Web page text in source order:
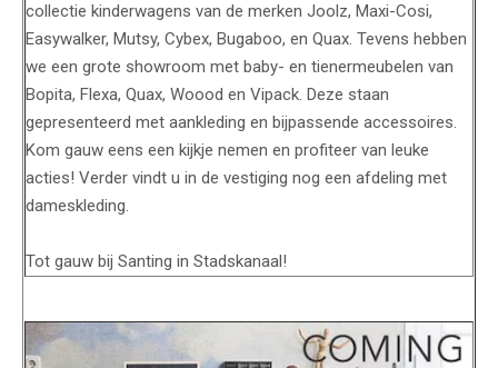
collectie kinderwagens van de merken Joolz, Maxi-Cosi,
Easywalker, Mutsy, Cybex, Bugaboo, en Quax. Tevens hebben
we een grote showroom met baby- en tienermeubelen van
Bopita, Flexa, Quax, Woood en Vipack. Deze staan
gepresenteerd met aankleding en bijpassende accessoires.
Kom gauw eens een kijkje nemen en profiteer van leuke
acties! Verder vindt u in de vestiging nog een afdeling met
dameskleding.
Tot gauw bij Santing in Stadskanaal!